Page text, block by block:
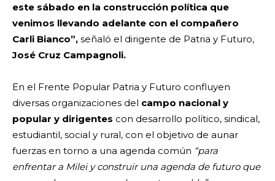
este sábado en la construcción política que
venimos llevando adelante con el compañero
Carli Bianco”, señaló el dirigente de Patria y Futuro,
José Cruz Campagnoli.
En el Frente Popular Patria y Futuro confluyen
diversas organizaciones del campo nacional y
popular y dirigentes con desarrollo político, sindical,
estudiantil, social y rural, con el objetivo de aunar
fuerzas en torno a una agenda común “para
enfrentar a Milei y construir una agenda de futuro que